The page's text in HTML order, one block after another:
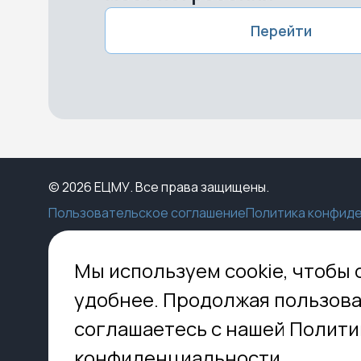
Перейти
© 2026 ЕЦМУ. Все права защищены.
Пользовательское соглашениеПолитика
Каталог Конструктор
Блог
Помощь
Контакты
Пункты выдачи
Оплата
Установка
Гид по кладбищам
8
Мы используем cookie, чтобы
удобнее. Продолжая
соглашаетесь с нашей